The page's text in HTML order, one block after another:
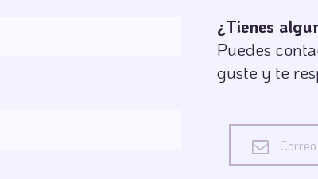
¿Tienes
Puedes
guste y te